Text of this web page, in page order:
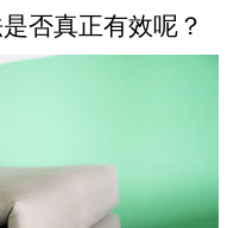
否真正有效呢？